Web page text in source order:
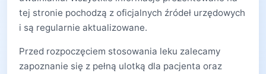
tej stronie pochodzą z oficjalnych źródeł urzędowych
i są regularnie aktualizowane.
Przed rozpoczęciem stosowania leku zalecamy
zapoznanie się z pełną ulotką dla pacjenta oraz